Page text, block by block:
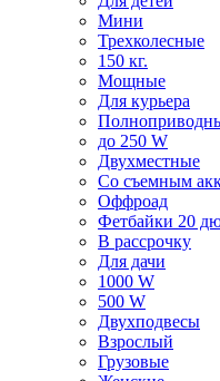
Мини
Трехколесные
150 кг.
Мощные
Для курьера
до 250 W
Двухместные
Со съемным
Оффроад
Фетбайки 20
В рассрочку
Для дачи
1000 W
500 W
Двухподвесы
Взрослый
Грузовые